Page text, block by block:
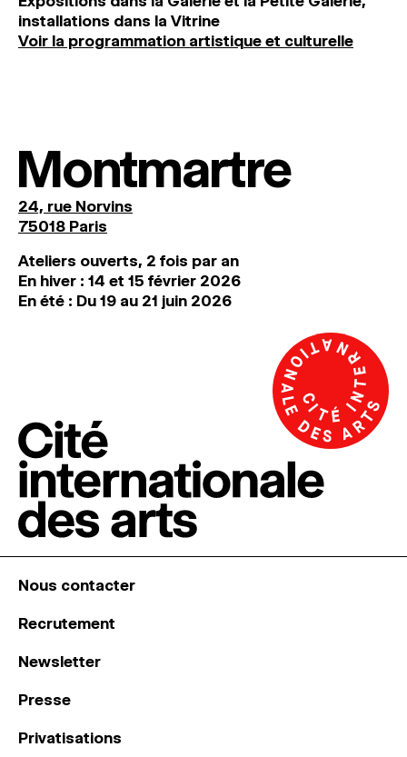
installations dans la Vitrine
Voir la programmation artistique et culturelle
Montmartre
24, rue Norvins
75018 Paris
Ateliers ouverts, 2 fois par an
En hiver : 14 et 15 février 2026
En été : Du 19 au 21 juin 2026
Nous contacter
Recrutement
Newsletter
Presse
Privatisations